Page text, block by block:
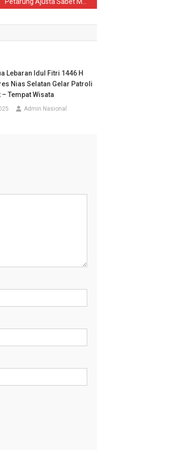
Lebaran Idul Fitri 1446 H
Nias Selatan Gelar Patroli
– Tempat Wisata
Admin Nasional